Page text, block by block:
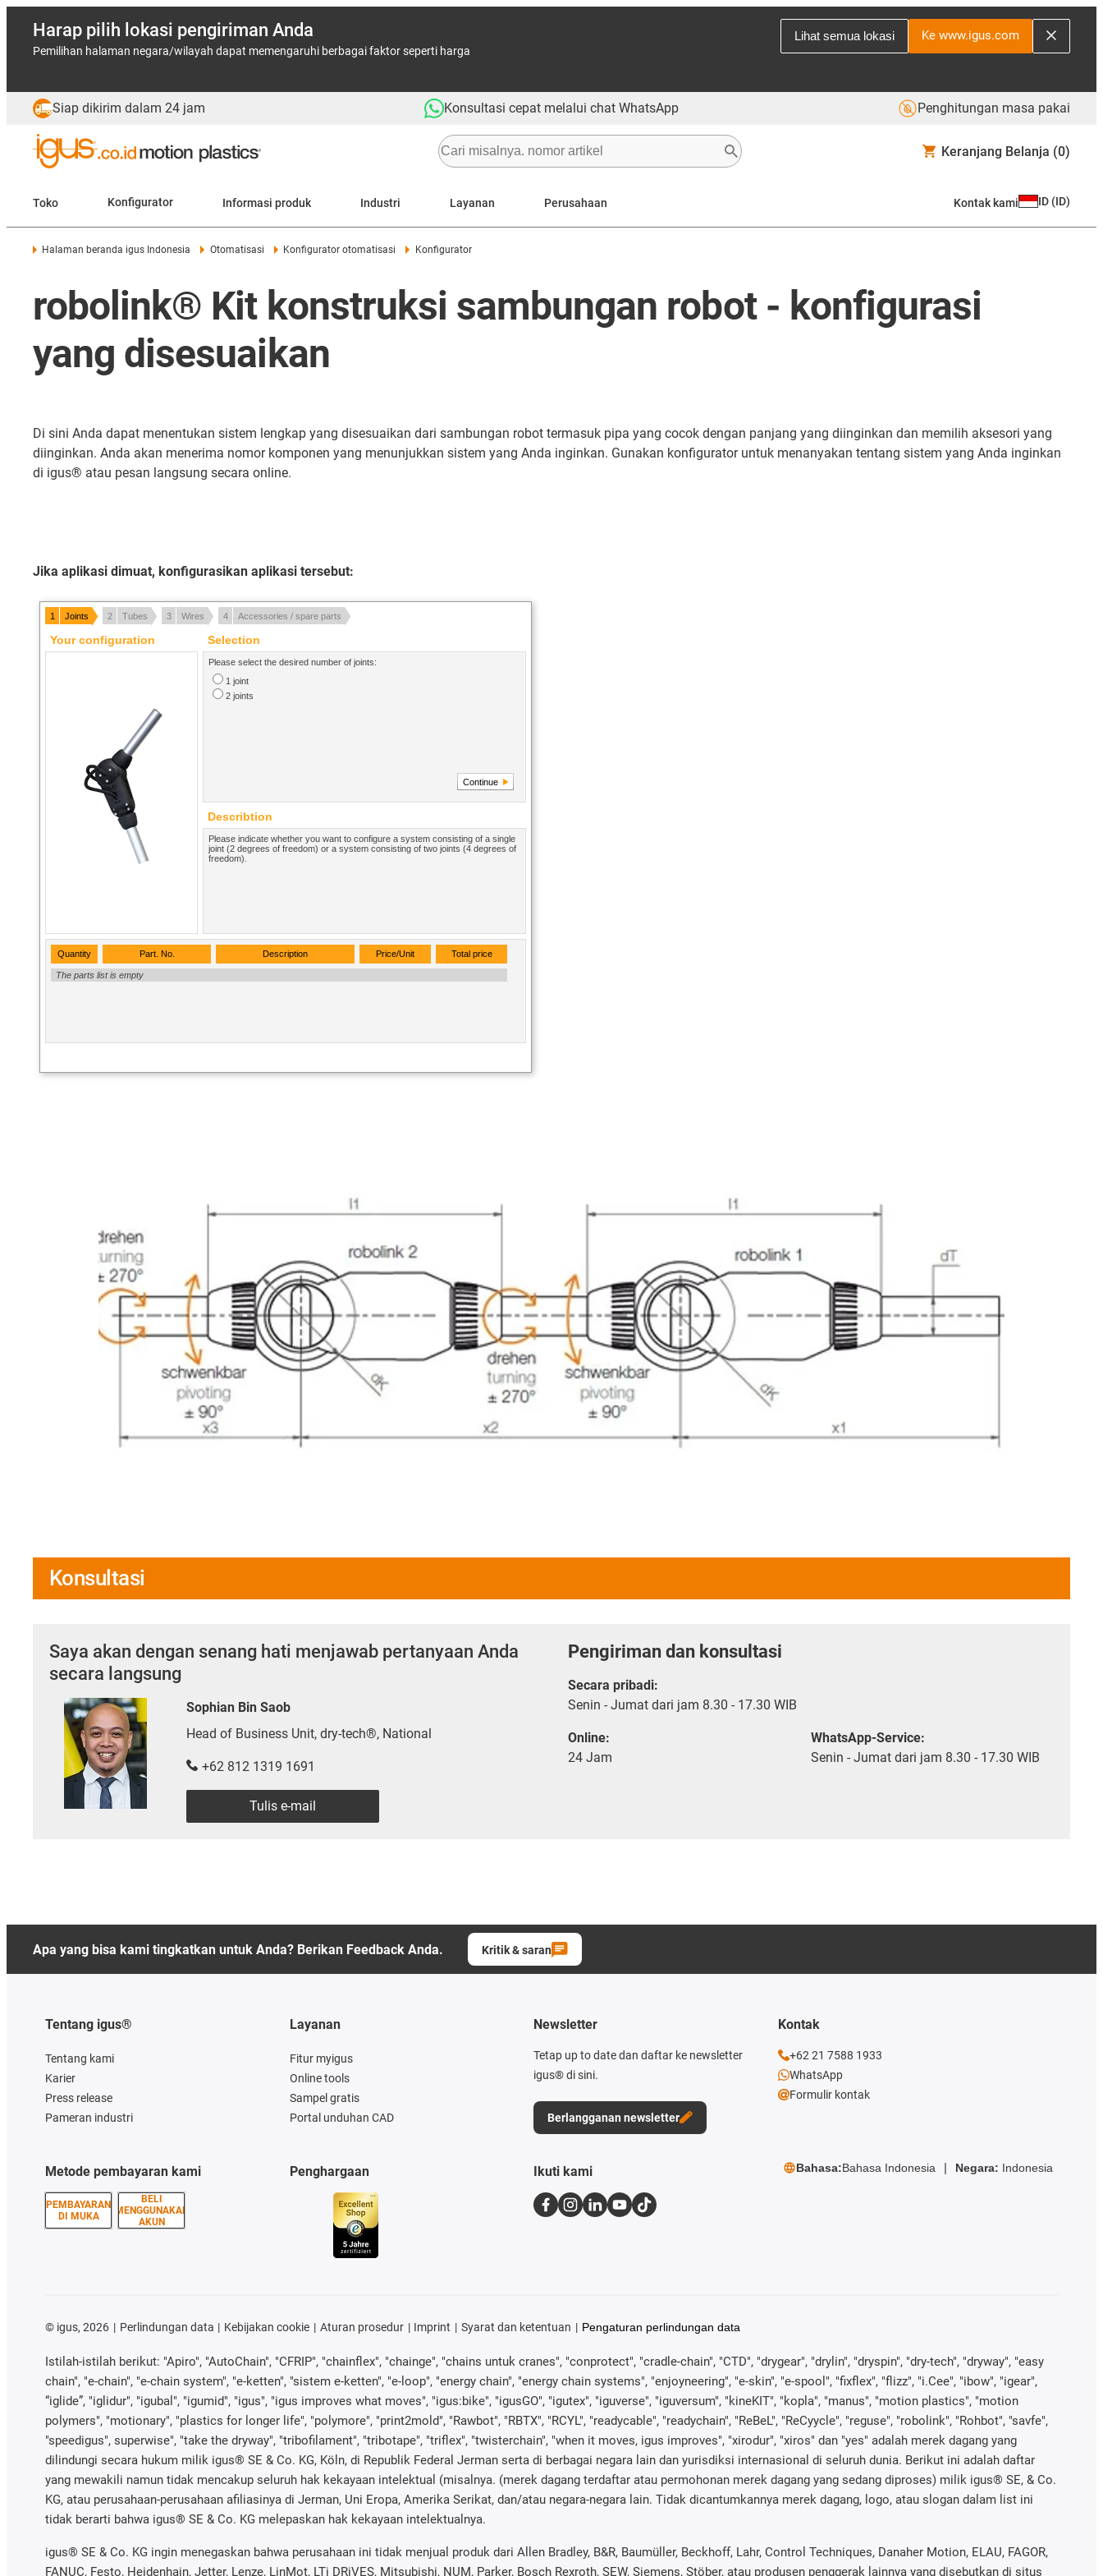
Harap pilih lokasi pengiriman Anda
Pemilihan halaman negara/wilayah dapat memengaruhi berbagai faktor seperti harga
Lihat semua lokasi Ke www.igus.com
Siap dikirim dalam 24 jam Konsultasi cepat melalui chat WhatsApp Penghitungan masa pakai
Keranjang Belanja (0)
Toko Konfigurator Informasi produk Industri Layanan Perusahaan Kontak kami ID (ID)
Halaman beranda igus Indonesia Otomatisasi Konfigurator otomatisasi Konfigurator
robolink® Kit konstruksi sambungan robot - konfigurasi
yang disesuaikan
Di sini Anda dapat menentukan sistem lengkap yang disesuaikan dari sambungan robot termasuk pipa yang cocok dengan panjang yang diinginkan dan memilih aksesori yang
diinginkan. Anda akan menerima nomor komponen yang menunjukkan sistem yang Anda inginkan. Gunakan konfigurator untuk menanyakan tentang sistem yang Anda inginkan
di igus® atau pesan langsung secara online.
Jika aplikasi dimuat, konfigurasikan aplikasi tersebut:
Konsultasi
Saya akan dengan senang hati menjawab pertanyaan Anda
secara langsung
Sophian Bin Saob
Head of Business Unit, dry-tech®, National
+62 812 1319 1691
Tulis e-mail
Pengiriman dan konsultasi
Secara pribadi:
Senin - Jumat dari jam 8.30 - 17.30 WIB
Online:
24 Jam
WhatsApp-Service:
Senin - Jumat dari jam 8.30 - 17.30 WIB
Apa yang bisa kami tingkatkan untuk Anda? Berikan Feedback Anda. Kritik & saran
Tentang igus®
Tentang kami
Karier
Press release
Pameran industri
Metode pembayaran kami
PEMBAYARAN
DI MUKA
BELI
MENGGUNAKAN
AKUN
Layanan
Fitur myigus
Online tools
Sampel gratis
Portal unduhan CAD
Penghargaan
Newsletter
Tetap up to date dan daftar ke newsletter
igus® di sini.
Berlangganan newsletter
Kontak
+62 21 7588 1933
WhatsApp
Formulir kontak
Ikuti kami Bahasa:Bahasa Indonesia Negara: Indonesia
© igus, 2026 Perlindungan data Kebijakan cookie Aturan prosedur Imprint Syarat dan ketentuan Pengaturan perlindungan data
Istilah-istilah berikut: "Apiro", "AutoChain", "CFRIP", "chainflex", "chainge", "chains untuk cranes", "conprotect", "cradle-chain", "CTD", "drygear", "drylin", "dryspin", "dry-tech", "dryway", "easy
chain", "e-chain", "e-chain system", "e-ketten", "sistem e-ketten", "e-loop", "energy chain", "energy chain systems", "enjoyneering", "e-skin", "e-spool", "fixflex", "flizz", "i.Cee", "ibow", "igear",
“iglide”, "iglidur", "igubal", "igumid", "igus", "igus improves what moves", "igus:bike", "igusGO", "igutex", "iguverse", "iguversum", "kineKIT", "kopla", "manus", "motion plastics", "motion
polymers", "motionary", "plastics for longer life", "polymore", "print2mold", "Rawbot", "RBTX", "RCYL", "readycable", "readychain", "ReBeL", "ReCyycle", "reguse", "robolink", "Rohbot", "savfe",
"speedigus", superwise", "take the dryway", "tribofilament", "tribotape", "triflex", "twisterchain", "when it moves, igus improves", "xirodur", "xiros" dan "yes" adalah merek dagang yang
dilindungi secara hukum milik igus® SE & Co. KG, Köln, di Republik Federal Jerman serta di berbagai negara lain dan yurisdiksi internasional di seluruh dunia. Berikut ini adalah daftar
yang mewakili namun tidak mencakup seluruh hak kekayaan intelektual (misalnya. (merek dagang terdaftar atau permohonan merek dagang yang sedang diproses) milik igus® SE, & Co.
KG, atau perusahaan-perusahaan afiliasinya di Jerman, Uni Eropa, Amerika Serikat, dan/atau negara-negara lain. Tidak dicantumkannya merek dagang, logo, atau slogan dalam list ini
tidak berarti bahwa igus® SE & Co. KG melepaskan hak kekayaan intelektualnya.
igus® SE & Co. KG ingin menegaskan bahwa perusahaan ini tidak menjual produk dari Allen Bradley, B&R, Baumüller, Beckhoff, Lahr, Control Techniques, Danaher Motion, ELAU, FAGOR,
FANUC, Festo, Heidenhain, Jetter, Lenze, LinMot, LTi DRiVES, Mitsubishi, NUM, Parker, Bosch Rexroth, SEW, Siemens, Stöber, atau produsen penggerak lainnya yang disebutkan di situs